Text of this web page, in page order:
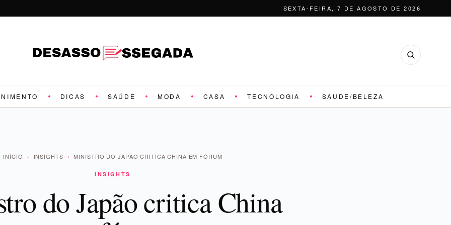
SEXTA-FEIRA, 7 DE AGOSTO DE 2026
DICAS SAÚDE MODA CASA TECNOLOGIA SAUDE/BELEZA
INÍCIO › INSIGHTS › MINISTRO DO JAPÃO CRITICA CHINA EM FÓRUM
INSIGHTS
do Japão critica China